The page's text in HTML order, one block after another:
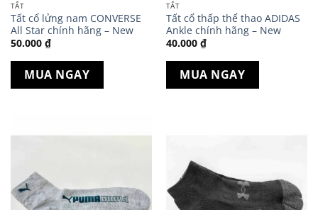
TẤT
Tất cổ lửng nam CONVERSE
All Star chính hãng – New
50.000 ₫
MUA NGAY
TẤT
Tất cổ thấp thể thao ADIDAS
Ankle chính hãng – New
40.000 ₫
MUA NGAY